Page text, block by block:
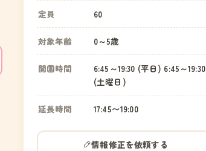
定員 60
対象年齢 0～5歳
開園時間
6:45～19:30 (平日) 6:45～19:30
(土曜日)
延長時間 17:45〜19:00
情報修正を依頼する